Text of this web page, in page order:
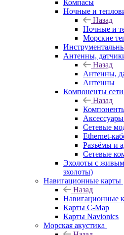
Компасы
Ночные и
Назад
Ночные и
Морские
Антенны,
Назад
Антенны,
Антенны
Компоненты сети
Назад
Сетевые
Ethernet-
Разъёмы и
Сетевые
Эхолоты с
эхолоты)
Навигационные карты
Назад
Навигационные
Карты C-Map
Карты Navionics
Морская акустика